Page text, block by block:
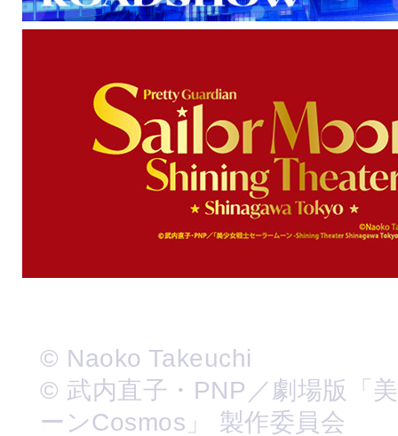
© Naoko Takeuchi
© 武内直子・PNP／劇場版「
ーンCosmos」 製作委員会